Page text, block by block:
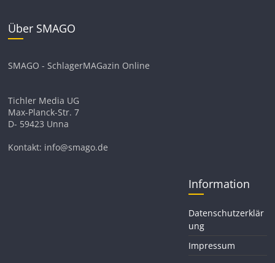
Über SMAGO
SMAGO - SchlagerMAGazin Online
Tichler Media UG
Max-Planck-Str. 7
D- 59423 Unna
Kontakt: info@smago.de
Information
Datenschutzerklär
ung
Impressum